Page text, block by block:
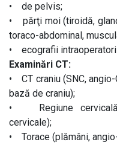
• de pelvis;
• părţi moi (tiroidă,
toraco-abdominal,
• ecografii
Examinări CT:
• CT craniu (SNC,
bază de craniu);
• Regiune cervicală
cervicale);
• Torace (plămâni,